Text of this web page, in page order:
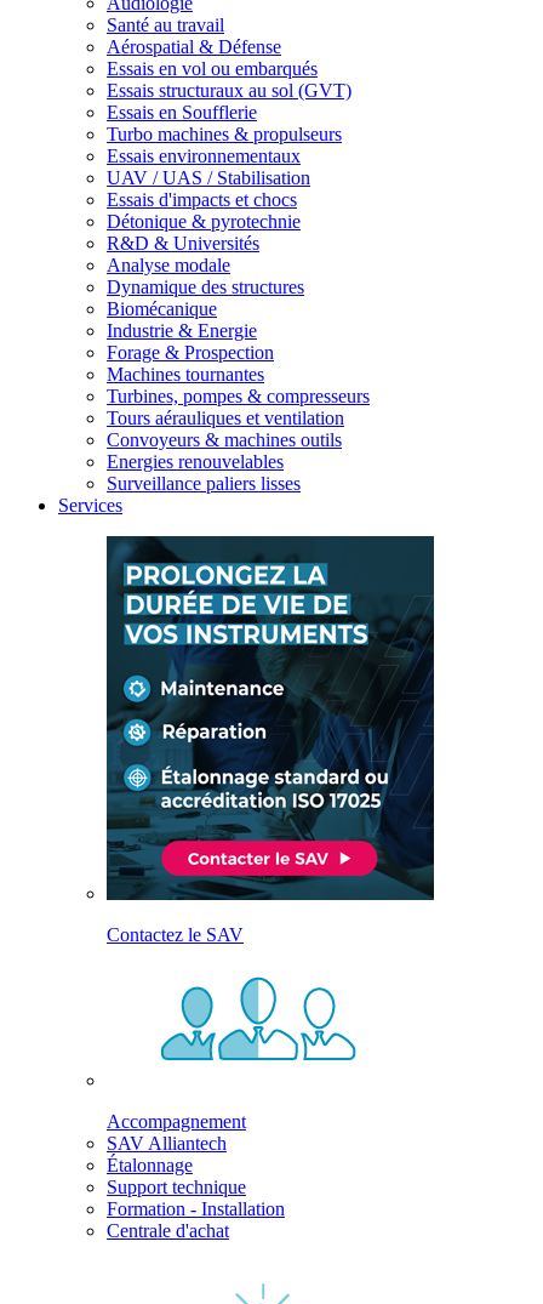
Santé au travail
Aérospatial & Défense
Essais en vol ou embarqués
Essais structuraux au sol (GVT)
Essais en Soufflerie
Turbo machines & propulseurs
Essais environnementaux
UAV / UAS / Stabilisation
Essais d'impacts et chocs
Détonique & pyrotechnie
R&D & Universités
Analyse modale
Dynamique des structures
Biomécanique
Industrie & Energie
Forage & Prospection
Machines tournantes
Turbines, pompes & compresseurs
Tours aérauliques et ventilation
Convoyeurs & machines outils
Energies renouvelables
Surveillance paliers lisses
Services
Contactez le SAV
Accompagnement
SAV Alliantech
Étalonnage
Support technique
Formation - Installation
Centrale d'achat